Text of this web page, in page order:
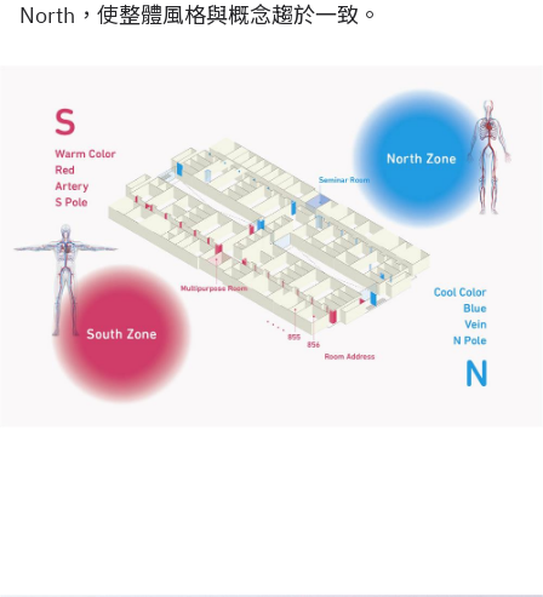
North，使整體風格與概念趨於一致。